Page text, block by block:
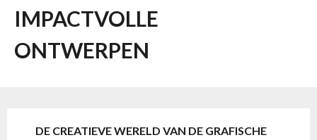
IMPACTVOLLE
ONTWERPEN
DE CREATIEVE WERELD VAN DE GRAFISCHE